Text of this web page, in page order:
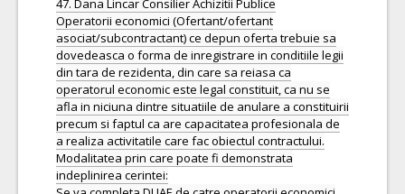
47. Dana Lincar Consilier Achizitii Publice
Operatorii economici (Ofertant/ofertant
asociat/subcontractant) ce depun oferta trebuie sa
dovedeasca o forma de inregistrare in conditiile legii
din tara de rezidenta, din care sa reiasa ca
operatorul economic este legal constituit, ca nu se
afla in niciuna dintre situatiile de anulare a constituirii
precum si faptul ca are capacitatea profesionala de
a realiza activitatile care fac obiectul contractului.
Modalitatea prin care poate fi demonstrata
indeplinirea cerintei: